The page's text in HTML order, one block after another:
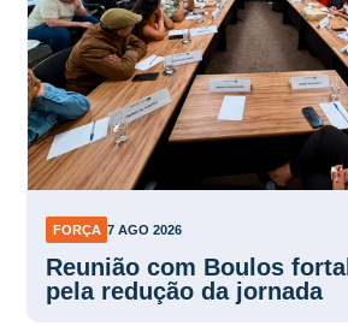
FORÇA 7 AGO 2026
Reunião com Boulos
pela redução da jornada